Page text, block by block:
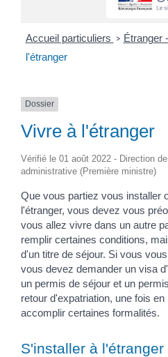
Accueil particuliers > Étranger
l'étranger
Dossier
Vivre à l'étranger
Vérifié le 01 août 2022 - Direction
administrative (Première ministre)
Que vous partiez vous installer
l'étranger, vous devez vous
vous allez vivre dans un autre
remplir certaines conditions,
d'un titre de séjour. Si vous
vous devez demander un visa
un permis de séjour et un
retour d'expatriation, une fois
accomplir certaines formalités.
S'installer à l'étranger